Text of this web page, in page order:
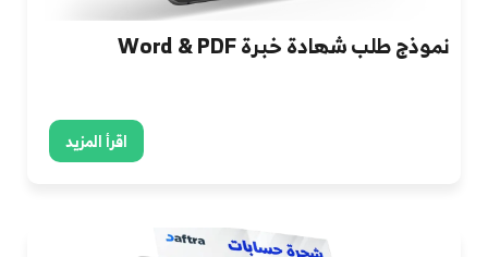
نموذج طلب شهادة خبرة Word & PDF
اقرأ المزيد